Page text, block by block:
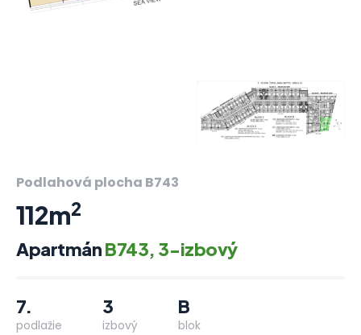
Podlahová plocha B743
112m2
ApartmánB743, 3-izbový
7.
podlažie
3
izbový
B
blok